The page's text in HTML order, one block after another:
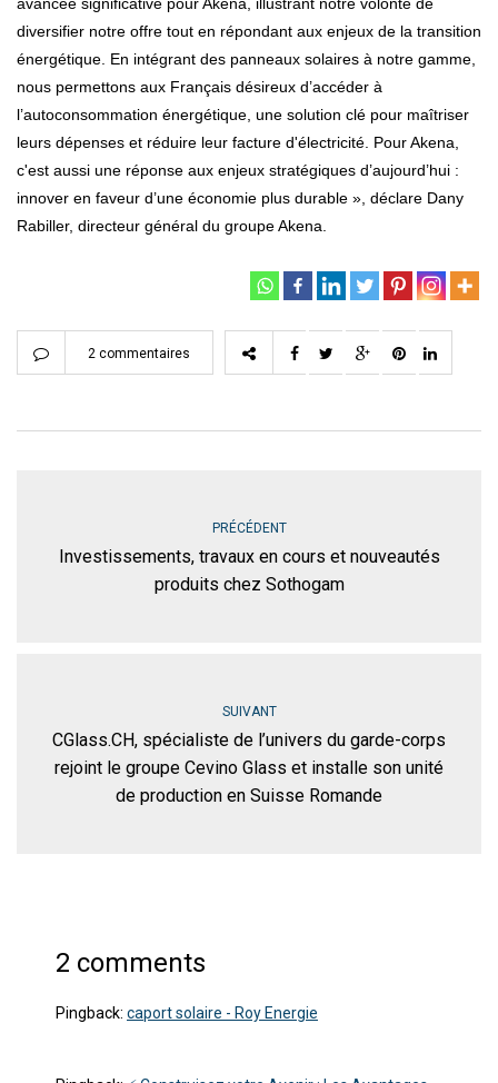
diversifier notre offre tout en répondant aux enjeux de la transition
énergétique. En intégrant des panneaux solaires à notre gamme,
nous permettons aux Français désireux d’accéder à
l’autoconsommation énergétique, une solution clé pour maîtriser
leurs dépenses et réduire leur facture d'électricité. Pour Akena,
c'est aussi une réponse aux enjeux stratégiques d’aujourd’hui :
innover en faveur d’une économie plus durable », déclare Dany
Rabiller, directeur général du groupe Akena.
2 commentaires
PRÉCÉDENT
Investissements, travaux en cours et nouveautés
produits chez Sothogam
SUIVANT
CGlass.CH, spécialiste de l’univers du garde-corps
rejoint le groupe Cevino Glass et installe son unité
de production en Suisse Romande
2 comments
Pingback: caport solaire - Roy Energie